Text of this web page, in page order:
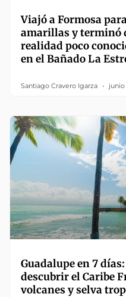
Viajó a Formosa
amarillas y terminó
realidad poco
en el Bañado La
Santiago Cravero Igarza junio
Guadalupe en 7
descubrir el Caribe
volcanes y selva